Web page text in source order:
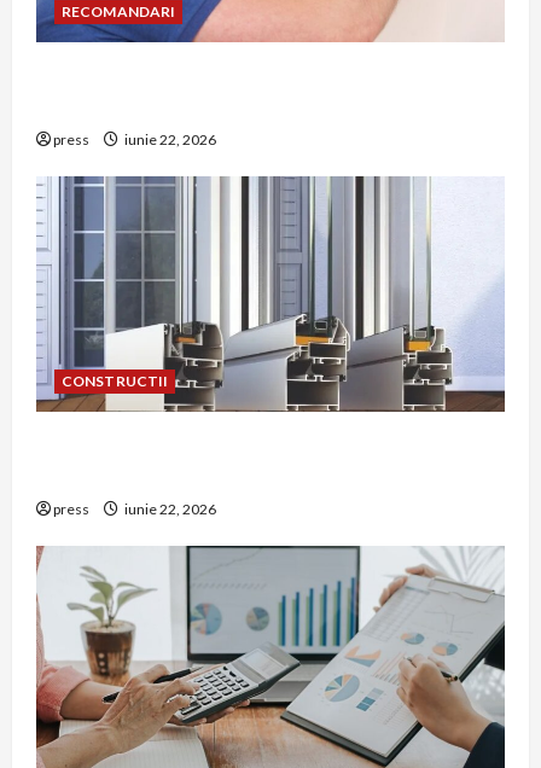
RECOMANDARI
press iunie 22, 2026
CONSTRUCTII
press iunie 22, 2026